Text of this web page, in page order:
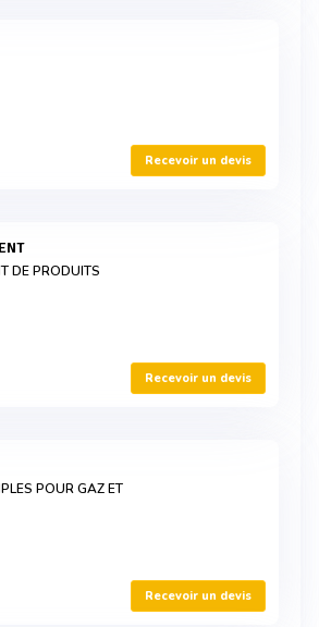
Recevoir un devis
DE PRODUITS
Recevoir un devis
POUR GAZ ET
Recevoir un devis